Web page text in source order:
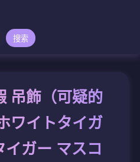
搜索
吊飾（可疑的
ワイトタイガ
ガー マスコ